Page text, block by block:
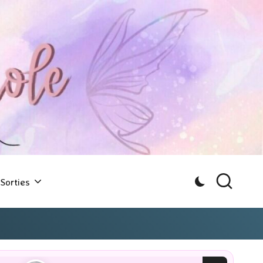
Sorties